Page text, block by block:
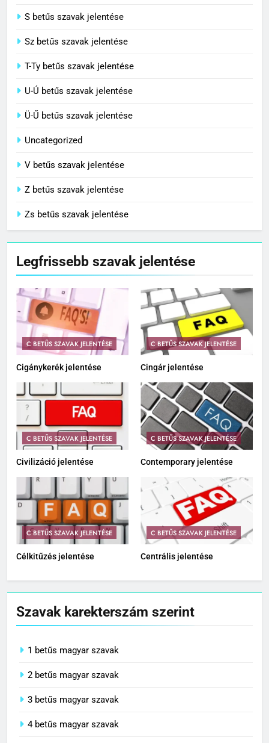
S betűs szavak jelentése
Sz betűs szavak jelentése
T-Ty betűs szavak jelentése
U-Ú betűs szavak jelentése
Ü-Ű betűs szavak jelentése
Uncategorized
V betűs szavak jelentése
Z betűs szavak jelentése
Zs betűs szavak jelentése
Legfrissebb szavak jelentése
C BETŰS SZAVAK JELENTÉSE
Cigánykerék jelentése
C BETŰS SZAVAK JELENTÉSE
Cingár jelentése
C BETŰS SZAVAK JELENTÉSE
Civilizáció jelentése
C BETŰS SZAVAK JELENTÉSE
Contemporary jelentése
C BETŰS SZAVAK JELENTÉSE
Célkitűzés jelentése
C BETŰS SZAVAK JELENTÉSE
Centrális jelentése
Szavak karekterszám szerint
1 betűs magyar szavak
2 betűs magyar szavak
3 betűs magyar szavak
4 betűs magyar szavak